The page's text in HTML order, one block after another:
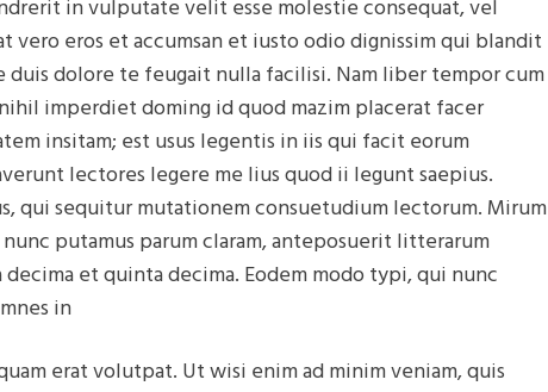
in vulputate velit esse molestie consequat, vel
eros et accumsan et iusto odio dignissim qui blandit
dolore te feugait nulla facilisi. Nam liber tempor cum
imperdiet doming id quod mazim placerat facer
insitam; est usus legentis in iis qui facit eorum
lectores legere me lius quod ii legunt saepius.
qui sequitur mutationem consuetudium lectorum. Mirum
putamus parum claram, anteposuerit litterarum
et quinta decima. Eodem modo typi, qui nunc
in
erat volutpat. Ut wisi enim ad minim veniam, quis